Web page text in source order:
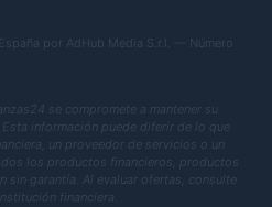
por AdHub Media S.r.l. — Número
se compromete a mantener su
información puede diferir de lo que
un proveedor de servicios o un
los productos financieros, productos
sin garantía. Al evaluar ofertas, consulte
financiera.